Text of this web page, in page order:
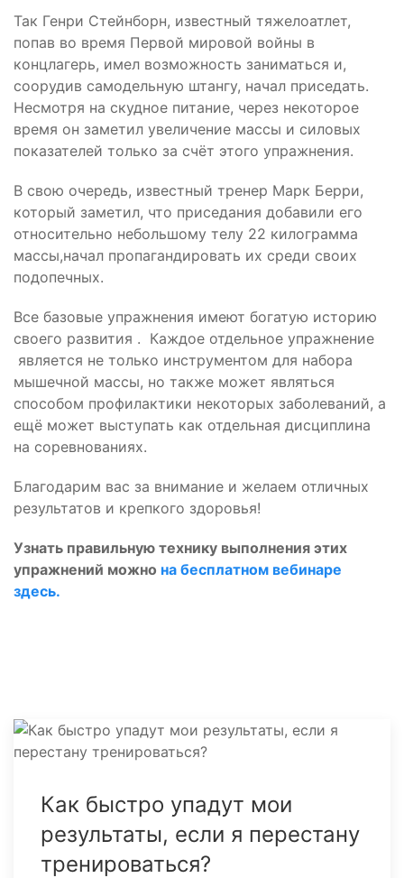
Так Генри Стейнборн, известный тяжелоатлет,
попав во время Первой мировой войны в
концлагерь, имел возможность заниматься и,
соорудив самодельную штангу, начал приседать.
Несмотря на скудное питание, через некоторое
время он заметил увеличение массы и силовых
показателей только за счёт этого упражнения.
В свою очередь, известный тренер Марк Берри,
который заметил, что приседания добавили его
относительно небольшому телу 22 килограмма
массы,начал пропагандировать их среди своих
подопечных.
Все базовые упражнения имеют богатую историю
своего развития . Каждое отдельное упражнение
является не только инструментом для набора
мышечной массы, но также может являться
способом профилактики некоторых заболеваний, а
ещё может выступать как отдельная дисциплина
на соревнованиях.
Благодарим вас за внимание и желаем отличных
результатов и крепкого здоровья!
Узнать правильную технику выполнения этих
упражнений можно на бесплатном вебинаре
здесь.
Как быстро упадут мои
результаты, если я перестану
тренироваться?